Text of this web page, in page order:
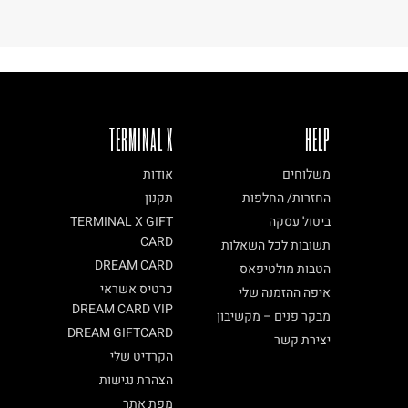
TERMINAL X
אודות
תקנון
TERMINAL X GIFT
CARD
DREAM CARD
כרטיס אשראי
DREAM CARD VIP
DREAM GIFTCARD
הקרדיט שלי
הצהרת נגישות
מפת אתר
HELP
משלוחים
החזרות/ החלפות
ביטול עסקה
תשובות לכל השאלות
הטבות מולטיפאס
איפה ההזמנה שלי
מבקר פנים – מקשיבון
יצירת קשר